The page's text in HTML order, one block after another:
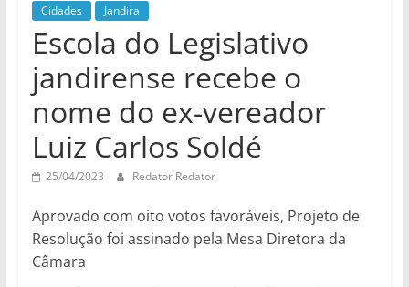
Medida
Certa!
Cidades Jandira
Escola do Legislativo
jandirense recebe o
nome do ex-vereador
Luiz Carlos Soldé
25/04/2023 Redator Redator
Aprovado com oito votos favoráveis, Projeto de
Resolução foi assinado pela Mesa Diretora da
Câmara